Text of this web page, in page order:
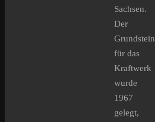
Sachsen.
Der
Grundstein
für das
Kraftwerk
wurde
1967
gelegt,